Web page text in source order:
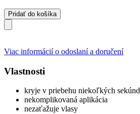
Pridať do košíka
Viac informácií o odoslaní a doručení
Vlastnosti
kryje v priebehu niekoľkých sekúnd
nekomplikovaná aplikácia
nezaťažuje vlasy